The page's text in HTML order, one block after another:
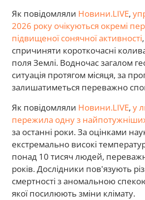
Як повідомляли Новини.LIVE,
2026 року очікуються окремі
підвищеної сонячної активності
спричиняти короткочасні
поля Землі. Водночас загалом
ситуація протягом місяця, за
залишатиметься переважно
Як повідомляли Новини.LIVE, у
пережила одну з
за останні роки. За оцінками
екстремально високі
понад 10 тисяч людей,
років. Дослідники пов'язують
смертності з аномальною
якої посилюють зміни клімату.